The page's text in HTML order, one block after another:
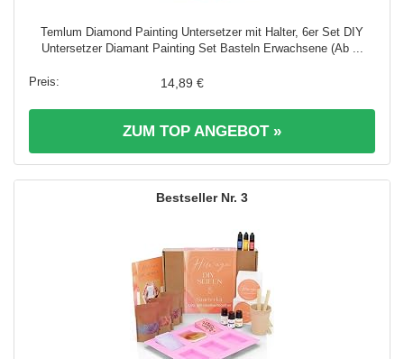
Temlum Diamond Painting Untersetzer mit Halter, 6er Set DIY
Untersetzer Diamant Painting Set Basteln Erwachsene (Ab ...
14,89 €
ZUM TOP ANGEBOT »
3